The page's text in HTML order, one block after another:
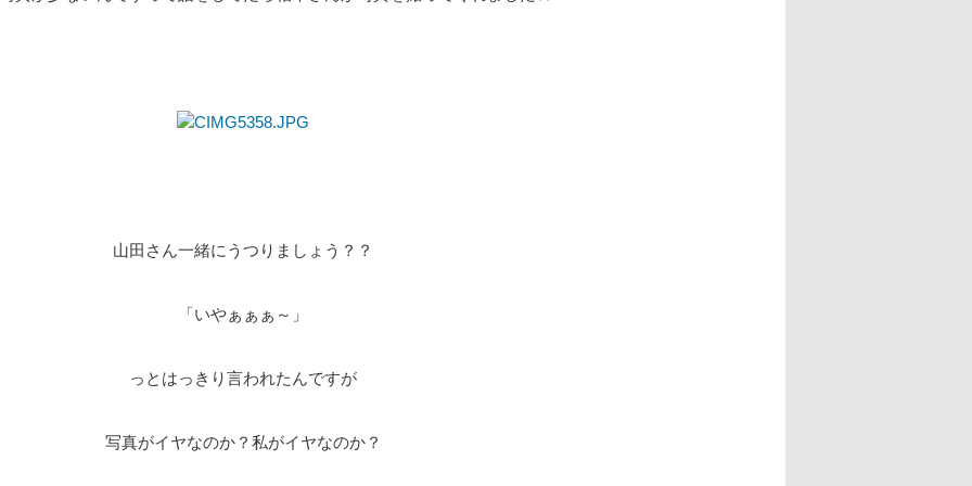
山田さん一緒にうつりましょう？？
「いやぁぁぁ～」
っとはっきり言われたんですが
写真がイヤなのか？私がイヤなのか？